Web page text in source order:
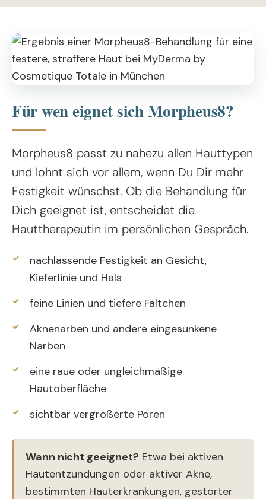
Für wen eignet sich Morpheus8?
Morpheus8 passt zu nahezu allen Hauttypen
und lohnt sich vor allem, wenn Du Dir mehr
Festigkeit wünschst. Ob die Behandlung für
Dich geeignet ist, entscheidet die
Hauttherapeutin im persönlichen Gespräch.
nachlassende Festigkeit an Gesicht,
Kieferlinie und Hals
feine Linien und tiefere Fältchen
Aknenarben und andere eingesunkene
Narben
eine raue oder ungleichmäßige
Hautoberfläche
sichtbar vergrößerte Poren
Wann nicht geeignet? Etwa bei aktiven
Hautentzündungen oder aktiver Akne,
bestimmten Hauterkrankungen, gestörter